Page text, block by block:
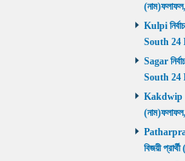
Kulpi
South 24
Sagar
South 24
Kakdwip
বিজয়ী